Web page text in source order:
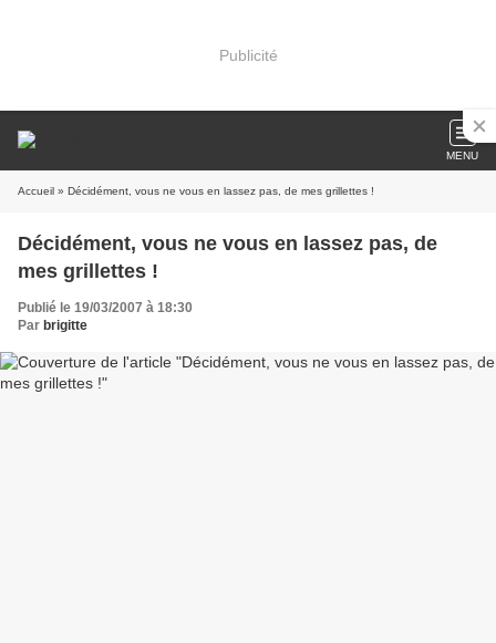
Publicité
MENU
Accueil » Décidément, vous ne vous en lassez pas, de mes grillettes !
Décidément, vous ne vous en lassez pas, de
mes grillettes !
Publié le 19/03/2007 à 18:30
Par brigitte